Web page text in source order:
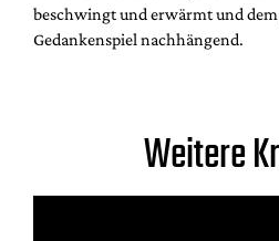
beschwingt und erwärmt und
Gedankenspiel nachhängend.
Weitere